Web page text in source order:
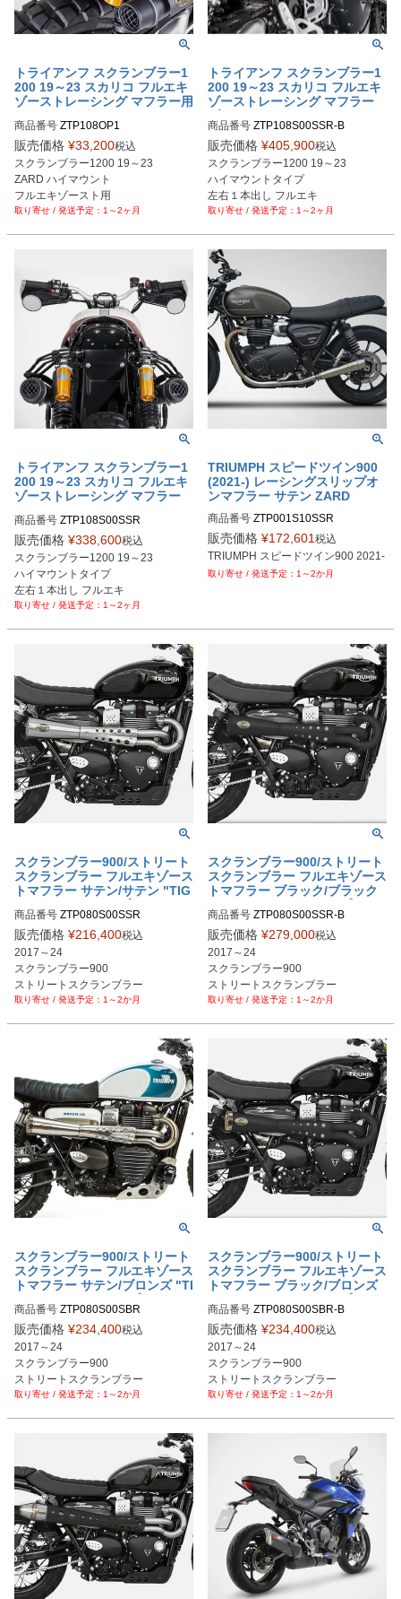
トライアンフ スクランブラー1
200 19～23 スカリコ フルエキ
ゾーストレーシング マフラー用
商品番号 ZTP108OP1
販売価格 ¥33,200税込
スクランブラー1200 19～23
ZARD ハイマウント
フルエキゾースト用
サイドバッグラック 1～2ヶ月
トライアンフ スクランブラー1
200 19～23 スカリコ フルエキ
ゾーストレーシング マフラー
商品番号 ZTP108S00SSR-B
販売価格 ¥405,900税込
スクランブラー1200 19～23
ハイマウントタイプ
左右１本出し フルエキ
レースタイプ
1～2ヶ月
トライアンフ スクランブラー1
200 19～23 スカリコ フルエキ
ゾーストレーシング マフラー
商品番号 ZTP108S00SSR
販売価格 ¥338,600税込
スクランブラー1200 19～23
ハイマウントタイプ
左右１本出し フルエキ
レースタイプ
1～2ヶ月
TRIUMPH スピードツイン900
(2021-) レーシングスリップオ
ンマフラー サテン ZARD
商品番号 ZTP001S10SSR
販売価格 ¥172,601 税込
TRIUMPH スピードツイン900 2021-
1～2か月
スクランブラー900/ストリート
スクランブラー フルエキゾース
トマフラー サテン/サテン "TIG
商品番号 ZTP080S00SSR
販売価格 ¥216,400税込
2017～24
スクランブラー900
ストリートスクランブラー
レース用
1～2か月
スクランブラー900/ストリート
スクランブラー フルエキゾース
トマフラー ブラック/ブラック
D
商品番号 ZTP080S00SSR-B
販売価格 ¥279,000税込
2017～24
スクランブラー900
ストリートスクランブラー
レース用
1～2か月
スクランブラー900/ストリート
スクランブラー フルエキゾース
トマフラー サテン/ブロンズ "TI
商品番号 ZTP080S00SBR
販売価格 ¥234,400税込
2017～24
スクランブラー900
ストリートスクランブラー
レース用
1～2か月
スクランブラー900/ストリート
スクランブラー フルエキゾース
トマフラー ブラック/ブロンズ
D
商品番号 ZTP080S00SBR-B
販売価格 ¥234,400税込
2017～24
スクランブラー900
ストリートスクランブラー
レース用
1～2か月